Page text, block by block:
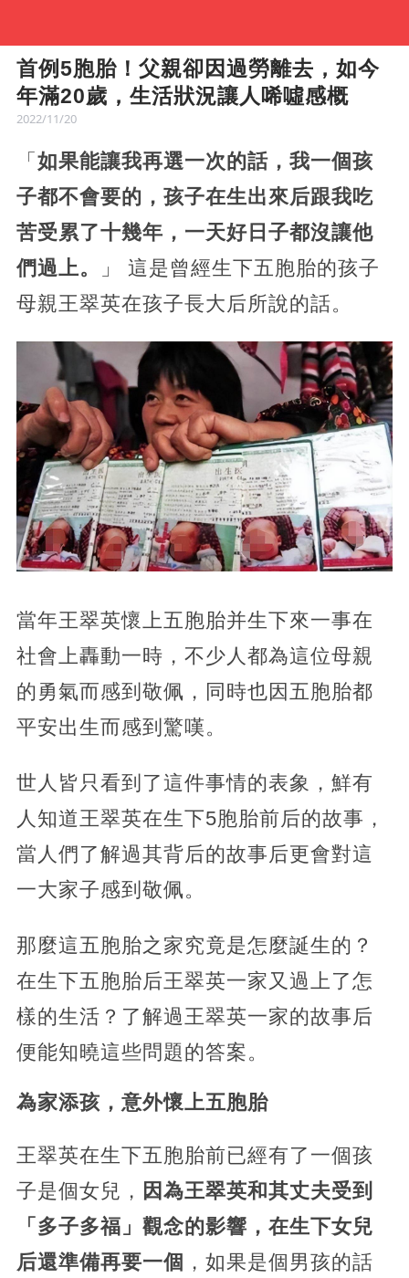
首例5胞胎！父親卻因過勞離去，如今
年滿20歲，生活狀況讓人唏噓感概
2022/11/20
「 如果能讓我再選一次的話，我一個孩
子都不會要的，孩子在生出來后跟我吃
苦受累了十幾年，一天好日子都沒讓他
們過上。
」 這是曾經生下五胞胎的孩子
母親王翠英在孩子長大后所說的話。
當年王翠英懷上五胞胎并生下來一事在
社會上轟動一時，不少人都為這位母親
的勇氣而感到敬佩，同時也因五胞胎都
平安出生而感到驚嘆。
世人皆只看到了這件事情的表象，鮮有
人知道王翠英在生下5胞胎前后的故事，
當人們了解過其背后的故事后更會對這
一大家子感到敬佩。
那麼這五胞胎之家究竟是怎麼誕生的？
在生下五胞胎后王翠英一家又過上了怎
樣的生活？了解過王翠英一家的故事后
便能知曉這些問題的答案。
為家添孩，意外懷上五胞胎
王翠英在生下五胞胎前已經有了一個孩
子是個女兒， 因為王翠英和其丈夫受到
「多子多福」觀念的影響，在生下女兒
后還準備再要一個 ，如果是個男孩的話